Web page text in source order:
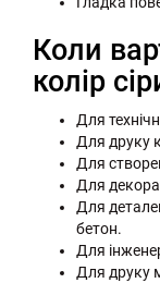
Коли
колір
Для
Для друку
Для
Для
Для
бетон.
Для
Для друку